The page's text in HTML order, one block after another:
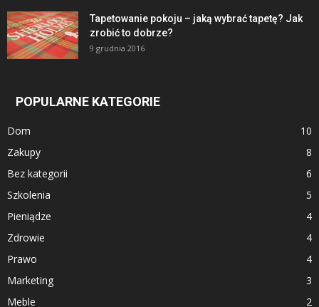
Tapetowanie pokoju – jaką wybrać tapetę? Jak
zrobić to dobrze?
9 grudnia 2016
POPULARNE KATEGORIE
Dom
10
Zakupy
8
Bez kategorii
6
Szkolenia
5
Pieniądze
4
Zdrowie
4
Prawo
4
Marketing
3
Meble
2